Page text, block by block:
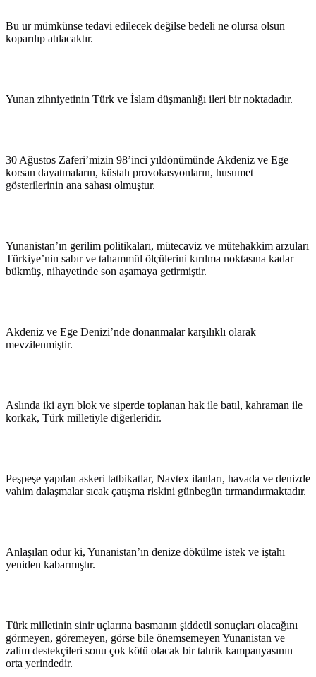
Bu ur mümkünse tedavi edilecek değilse bedeli ne olursa olsun
koparılıp atılacaktır.
Yunan zihniyetinin Türk ve İslam düşmanlığı ileri bir noktadadır.
30 Ağustos Zaferi’mizin 98’inci yıldönümünde Akdeniz ve Ege
korsan dayatmaların, küstah provokasyonların, husumet
gösterilerinin ana sahası olmuştur.
Yunanistan’ın gerilim politikaları, mütecaviz ve mütehakkim arzuları
Türkiye’nin sabır ve tahammül ölçülerini kırılma noktasına kadar
bükmüş, nihayetinde son aşamaya getirmiştir.
Akdeniz ve Ege Denizi’nde donanmalar karşılıklı olarak
mevzilenmiştir.
Aslında iki ayrı blok ve siperde toplanan hak ile batıl, kahraman ile
korkak, Türk milletiyle diğerleridir.
Peşpeşe yapılan askeri tatbikatlar, Navtex ilanları, havada ve denizde
vahim dalaşmalar sıcak çatışma riskini günbegün tırmandırmaktadır.
Anlaşılan odur ki, Yunanistan’ın denize dökülme istek ve iştahı
yeniden kabarmıştır.
Türk milletinin sinir uçlarına basmanın şiddetli sonuçları olacağını
görmeyen, göremeyen, görse bile önemsemeyen Yunanistan ve
zalim destekçileri sonu çok kötü olacak bir tahrik kampanyasının
orta yerindedir.